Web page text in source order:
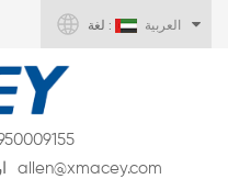
لغة : العربية
allen@xmacey.com